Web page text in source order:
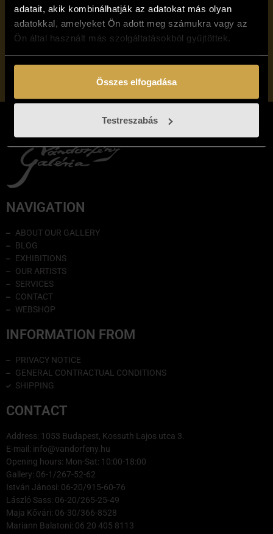
adatait, akik kombinálhatják az adatokat más olyan
adatokkal, amelyeket Ön adott meg számukra vagy az
Ön által használt más szolgáltatásokból gyűjtöttek.
Összes elfogadása
Testreszabás
I have read and accept the Privacy Policy ofVándorfény
Gallery
Subscribe to
NAVIGATION
ABOUT OUR GALLERY
BLOG
EXHIBITIONS
OUR ARTISTS
SERVICES
CONTACT
WEBSHOP
INFORMATION FROM
PRIVACY NOTICE
GENERAL CONTRACTUAL CONDITIONS
SHIPPING
CONTACT
Address: 1053 Budapest, Kossuth Lajos utca 3.
E-mail: info@vandorfeny.hu
Opening hours: Mon-Sat: 10:00-18:00
Gallery: 06-1/267-52-62
István Jánosi: 06-20/915-60-76
László Sass: 06-20/265-25-49
Maja Kővári: 06-30/366-8528
Mariann Balatoni: 06 20 405 8113